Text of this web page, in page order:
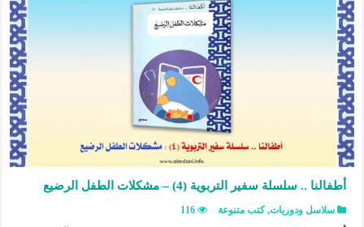
أطفالنا .. سلسلة سفير التربوية (4) – مشكلات الطفل الرضيع
سلاسل ودوريات,كتب متنوعة 116